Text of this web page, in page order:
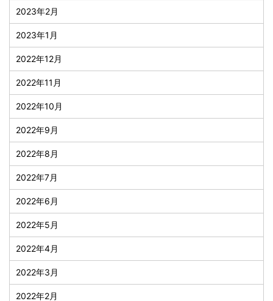
2023年2月
2023年1月
2022年12月
2022年11月
2022年10月
2022年9月
2022年8月
2022年7月
2022年6月
2022年5月
2022年4月
2022年3月
2022年2月